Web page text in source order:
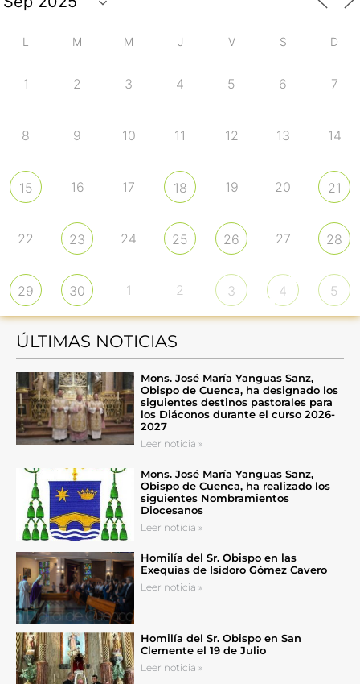
L M M J V S D
1 2 3 4 5 6 7
8 9 10 11 12 13 14
15 16 17 18 19 20 21
22 23 24 25 26 27 28
29 30 1 2 3 4 5
ÚLTIMAS NOTICIAS
Mons. José María Yanguas Sanz,
Obispo de Cuenca, ha designado los
siguientes destinos pastorales para
los Diáconos durante el curso 2026-
2027
Leer noticia »
Mons. José María Yanguas Sanz,
Obispo de Cuenca, ha realizado los
siguientes Nombramientos
Diocesanos
Leer noticia »
Homilía del Sr. Obispo en las
Exequias de Isidoro Gómez Cavero
Leer noticia »
Homilía del Sr. Obispo en San
Clemente el 19 de Julio
Leer noticia »